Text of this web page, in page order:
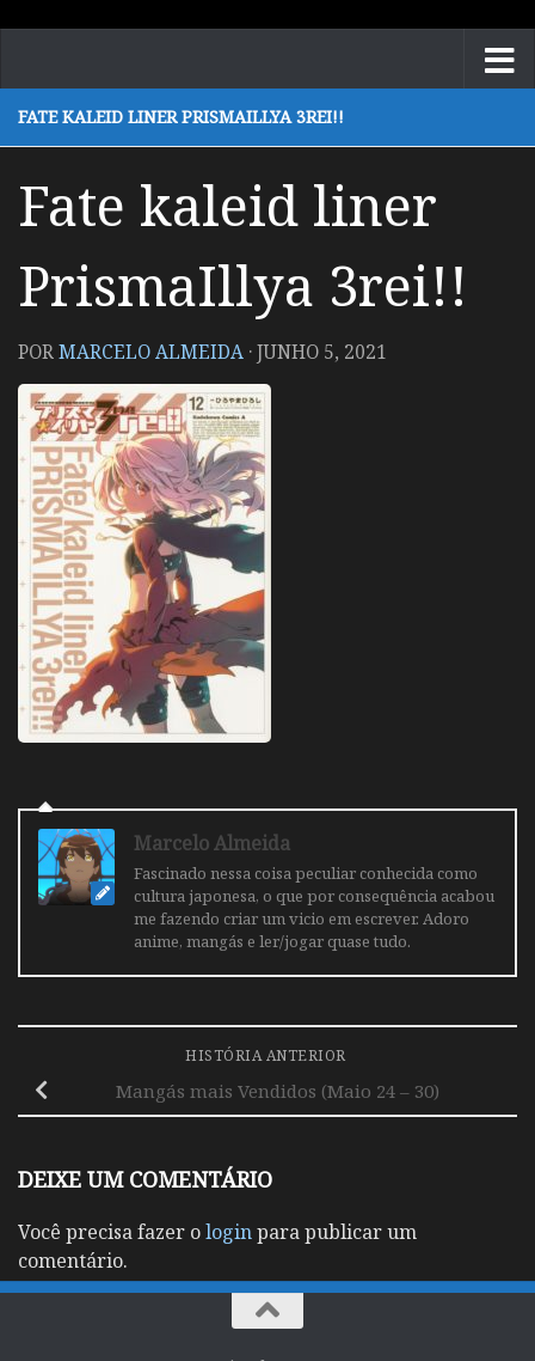
FATE KALEID LINER PRISMAILLYA 3REI!!
Fate kaleid liner
PrismaIllya 3rei!!
PORMARCELO ALMEIDA ·JUNHO 5, 2021
Marcelo Almeida
Fascinado nessa coisa peculiar conhecida como
cultura japonesa, o que por consequência acabou
me fazendo criar um vicio em escrever. Adoro
anime, mangás e ler/jogar quase tudo.
HISTÓRIA ANTERIOR
Mangás mais Vendidos (Maio 24 – 30)
DEIXE UM COMENTÁRIO
Você precisa fazer ologinpara publicar um
comentário.